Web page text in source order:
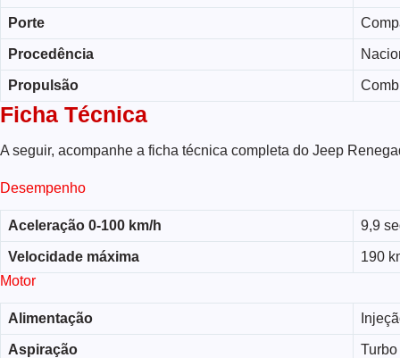
Porte
Procedência
Propulsão
Ficha Técnica
A seguir, acompanhe a ficha técnica completa do Jeep
Desempenho
Aceleração 0-100 km/h 9,9
Velocidade máxima
190
Motor
Alimentação
Aspiração